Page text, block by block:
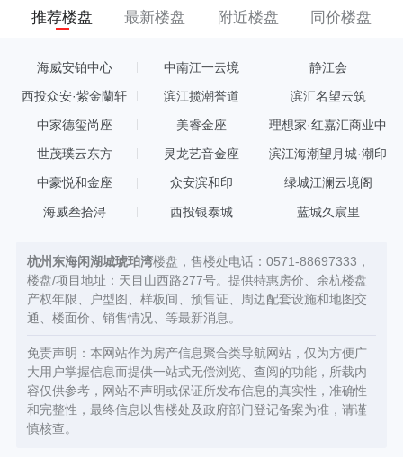
推荐楼盘 最新楼盘 附近楼盘 同价楼盘
海威安铂中心 中南江一云境 静江会
西投众安·紫金蘭轩 滨江揽潮誉道 滨汇名望云筑
中家德玺尚座 美睿金座
理想家·红嘉汇商业中
世茂璞云东方 灵龙艺音金座 滨江海潮望月城·潮印
中豪悦和金座 众安滨和印 绿城江澜云境阁
海威叁拾浔 西投银泰城 蓝城久宸里
杭州东海闲湖城琥珀湾楼盘，售楼处电话：0571-88697333，
楼盘/项目地址：天目山西路277号。提供特惠房价、余杭楼盘
产权年限、户型图、样板间、预售证、周边配套设施和地图交
通、楼面价、销售情况、等最新消息。
免责声明：本网站作为房产信息聚合类导航网站，仅为方便广
大用户掌握信息而提供一站式无偿浏览、查阅的功能，所载内
容仅供参考，网站不声明或保证所发布信息的真实性，准确性
和完整性，最终信息以售楼处及政府部门登记备案为准，请谨
慎核查。